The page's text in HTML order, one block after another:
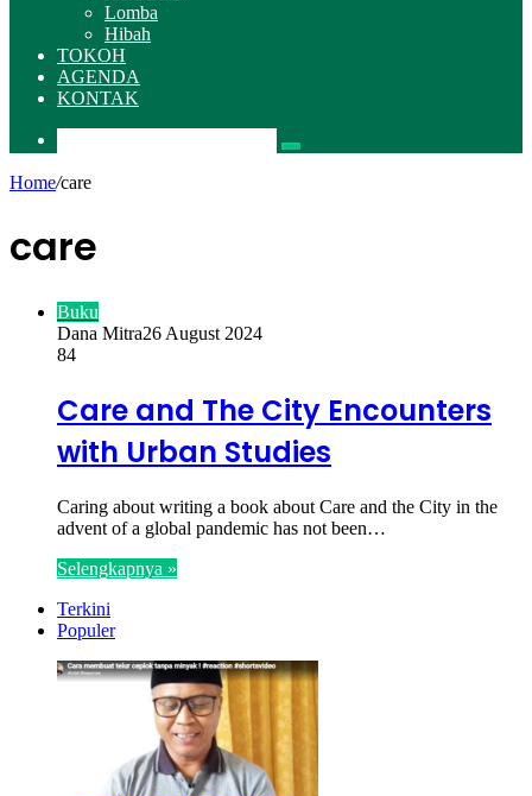
Lomba
Hibah
TOKOH
AGENDA
KONTAK
Pencarian
Home/care
care
Buku
Dana Mitra26 August 2024
84
Care and The City Encounters
with Urban Studies
Caring about writing a book about Care and the City in the
advent of a global pandemic has not been…
Selengkapnya »
Terkini
Populer